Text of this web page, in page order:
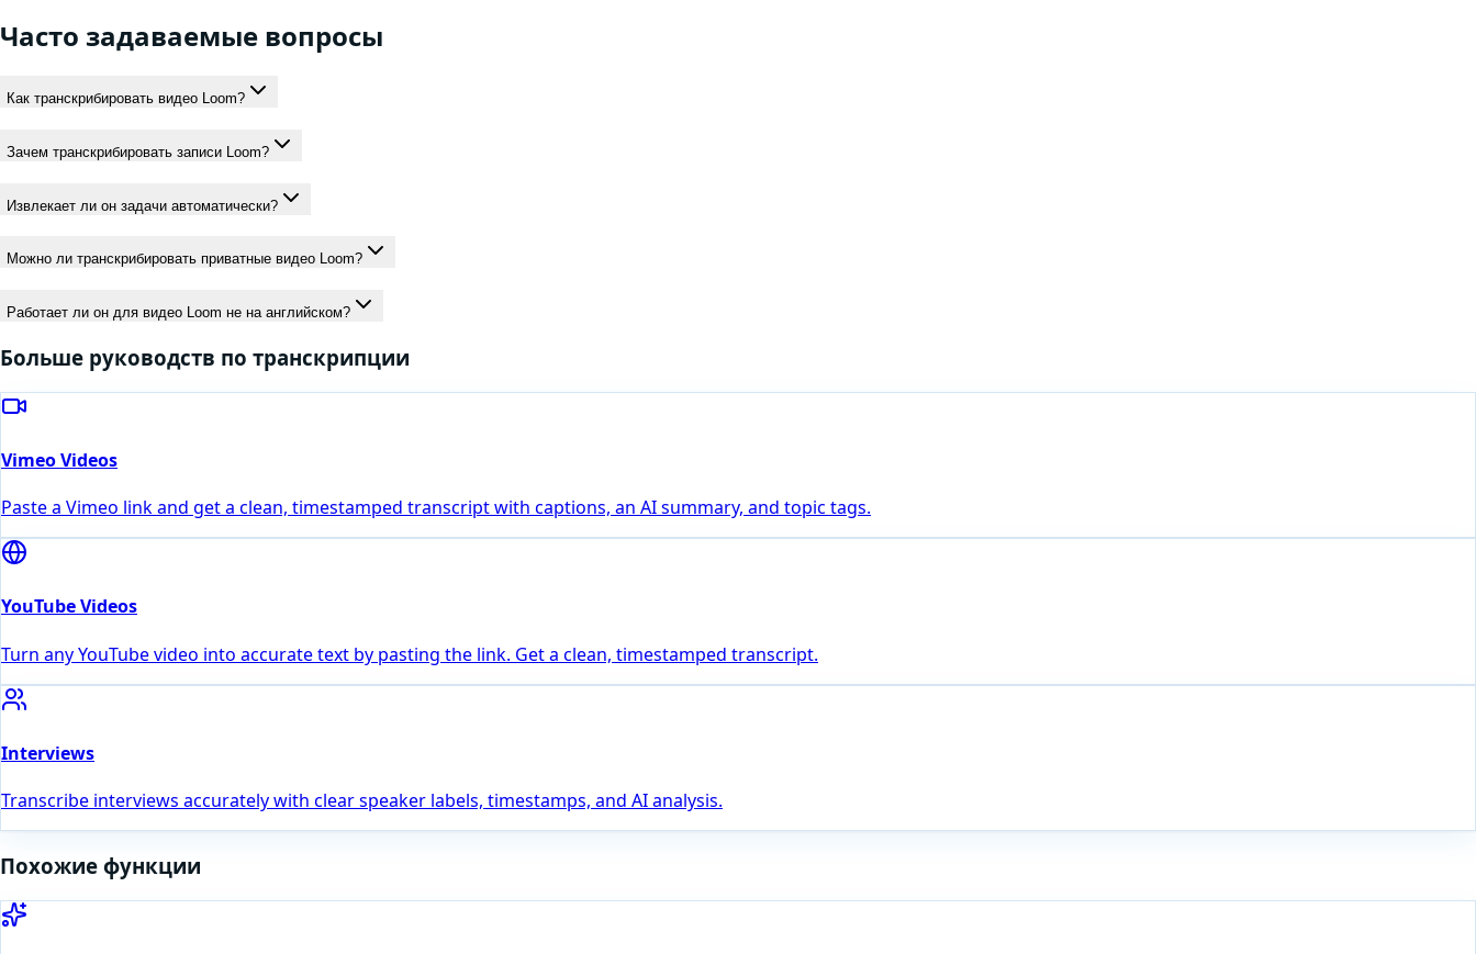
Часто задаваемые вопросы
Как транскрибировать видео Loom?
Зачем транскрибировать записи Loom?
Извлекает ли он задачи автоматически?
Можно ли транскрибировать приватные видео Loom?
Работает ли он для видео Loom не на английском?
Больше руководств по транскрипции
Vimeo Videos
Paste a Vimeo link and get a clean, timestamped transcript with captions, an AI summary, and topic tags.
YouTube Videos
Turn any YouTube video into accurate text by pasting the link. Get a clean, timestamped transcript.
Interviews
Transcribe interviews accurately with clear speaker labels, timestamps, and AI analysis.
Похожие функции